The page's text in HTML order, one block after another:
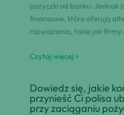
pożyczki od banku. Jednak
finansowe, które oferują
rozwiązania, takie jak
Czytaj więcej >
Dowiedz się, jakie
przynieść Ci polisa
przy zaciąganiu